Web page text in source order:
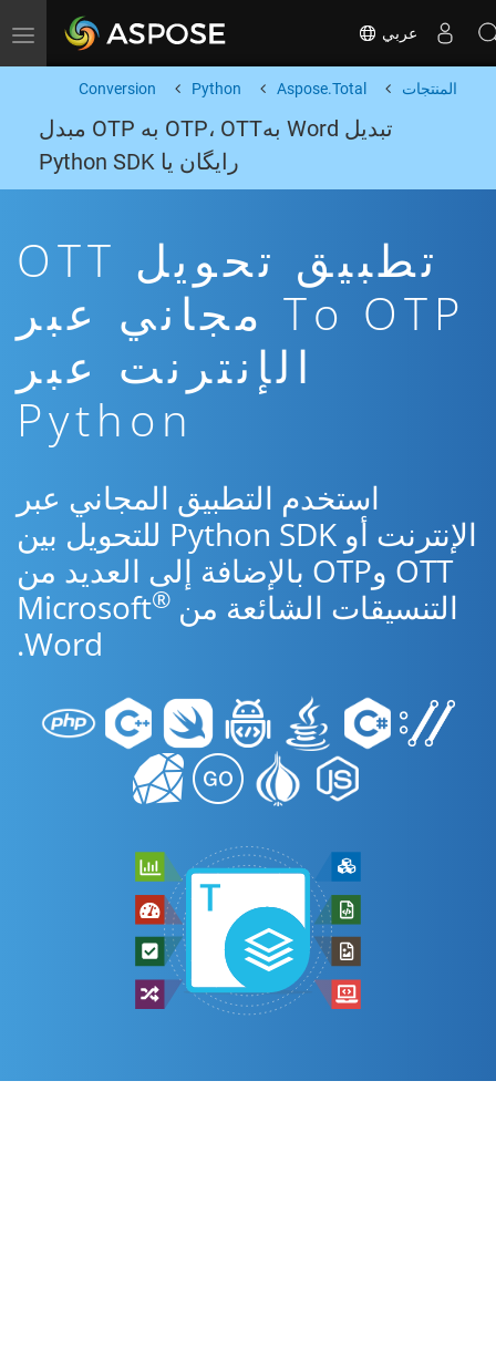
Toggle navigation عربي
المنتجات Aspose.Total
Python
Conversion
تبدیل Word بهOTP، OTT به OTP مبدل
رایگان یا Python SDK
تطبيق تحويل OTT
To OTP مجاني عبر
الإنترنت عبر
Python
استخدم التطبيق المجاني عبر
الإنترنت أو Python SDK للتحويل بين
OTT وOTP بالإضافة إلى العديد من
التنسيقات الشائعة من Microsoft ®
Word.